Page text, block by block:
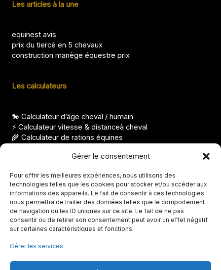
Gérer le consentement
Pour offrir les meilleures expériences, nous utilisons des
technologies telles que les cookies pour stocker et/ou accéder aux
informations des appareils. Le fait de consentir à ces technologies
nous permettra de traiter des données telles que le comportement
de navigation ou les ID uniques sur ce site. Le fait de ne pas
consentir ou de retirer son consentement peut avoir un effet négatif
sur certaines caractéristiques et fonctions.
Gérer les services
Les articles à la une
equinest avis
prix du tiercé en 5 chevaux
construction manège équestre prix
Les calculateurs
🐎 Calculateur d’âge cheval / humain
⚡ Calculateur vitesse & distanceà cheval
🌾 Calculateur de rations équines
Nom de cheval femelle, idées élégantes et originales
Races de chevaux indiens, origines et particularités
FS taille, à quoi correspond cette mesure ?
Température de la jument avant le poulinage, seuils clés
Avis Abrichevaux, que vaut cette solution ?